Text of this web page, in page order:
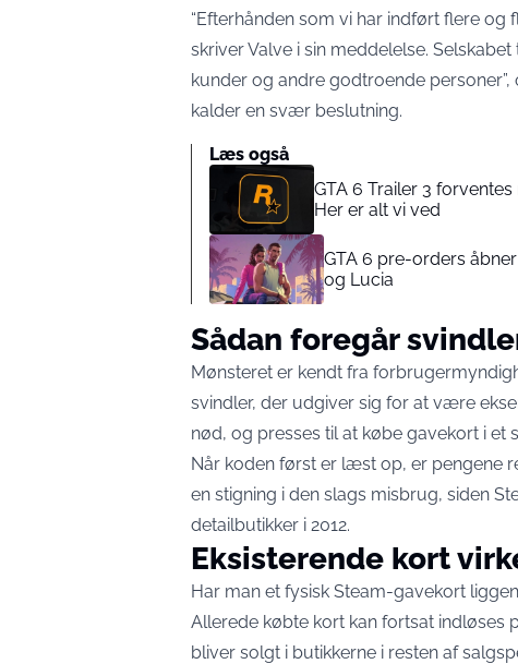
“Efterhånden som vi har indført flere og
skriver Valve i sin meddelelse.
kunder og andre godtroende
kalder en svær beslutning.
Læs også
GTA 6 Trailer 3
Her er alt vi ved
GTA 6 pre-orders
og Lucia
Sådan foregår
Mønsteret er kendt fra
svindler, der udgiver sig for at være
nød, og presses til at købe gavekort i
Når koden først er læst op, er pengene
en stigning i den slags misbrug, siden
detailbutikker i 2012.
Eksisterende kort
Har man et fysisk Steam-gavekort
Allerede købte kort kan fortsat
bliver solgt i butikkerne i resten af